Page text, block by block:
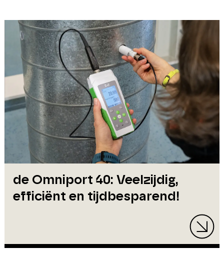
de Omniport 40: Veelzijdig,
efficiënt en tijdbesparend!